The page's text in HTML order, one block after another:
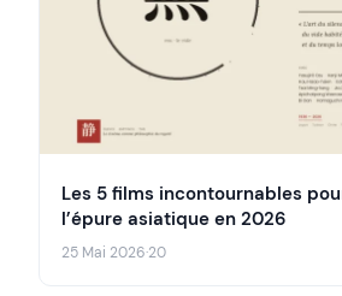
Les 5 films incontournables
l’épure asiatique en 2026
25 Mai 2026·20